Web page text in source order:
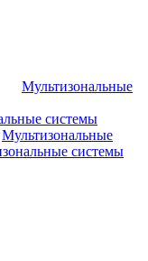
Мультизональные
системы
Мультизональные
системы